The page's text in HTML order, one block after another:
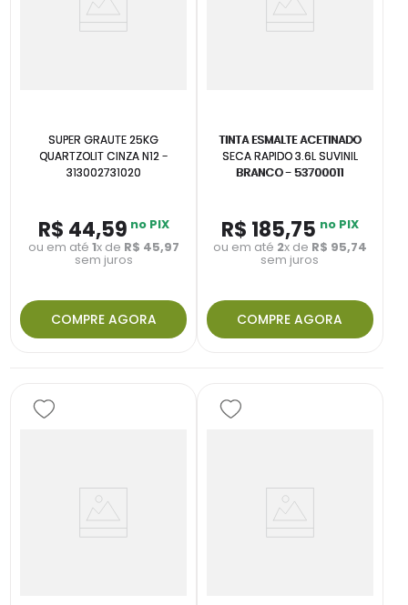
SUPER GRAUTE 25KG
QUARTZOLIT CINZA N12 -
313002731020
R$ 44,59 no PIX
ou em até 1x de R$ 45,97
sem juros
COMPRE AGORA
TINTA ESMALTE ACETINADO
SECA RAPIDO 3.6L SUVINIL
BRANCO - 53700011
R$ 185,75 no PIX
ou em até 2x de R$ 95,74
sem juros
COMPRE AGORA